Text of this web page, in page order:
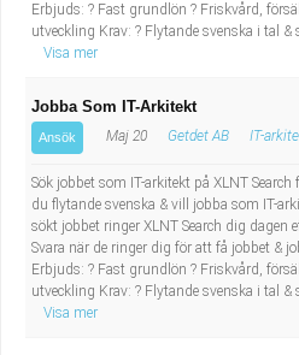
Erbjuds: ? Fast grundlön ? Friskvård,
utveckling Krav: ? Flytande svenska i tal &
Visa mer
Jobba Som IT-Arkitekt
Ansök Maj 20 Getdet AB IT-
Sök jobbet som IT-arkitekt på XLNT
du flytande svenska & vill jobba som IT-
sökt jobbet ringer XLNT Search dig dagen
Svara när de ringer dig för att få jobbet &
Erbjuds: ? Fast grundlön ? Friskvård,
utveckling Krav: ? Flytande svenska i tal &
Visa mer